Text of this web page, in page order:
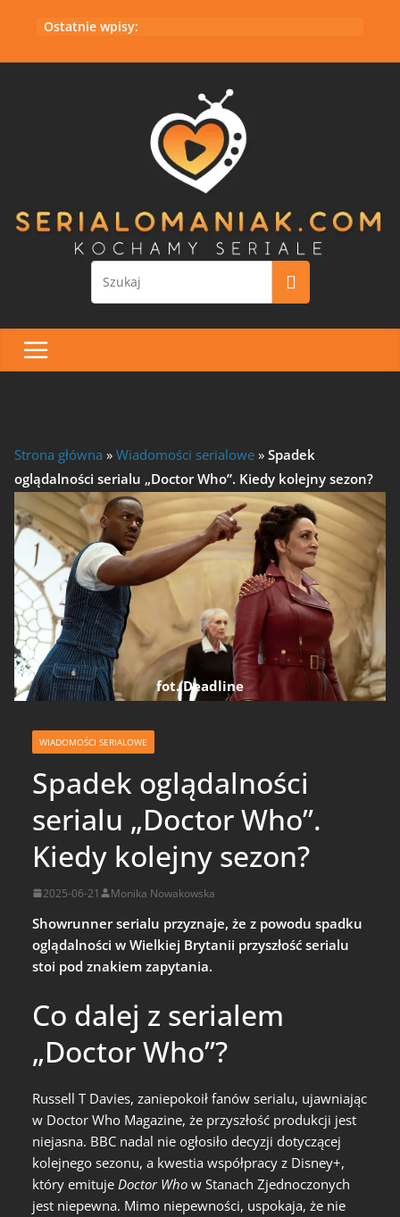
Ostatnie wpisy:
Strona główna » Wiadomości serialowe » Spadek
oglądalności serialu „Doctor Who”. Kiedy kolejny sezon?
fot. Deadline
WIADOMOŚCI SERIALOWE
Spadek oglądalności
serialu „Doctor Who”.
Kiedy kolejny sezon?
2025-06-21 Monika Nowakowska
Showrunner serialu przyznaje, że z powodu spadku
oglądalności w Wielkiej Brytanii przyszłość serialu
stoi pod znakiem zapytania.
Co dalej z serialem
„Doctor Who”?
Russell T Davies, zaniepokoił fanów serialu, ujawniając
w Doctor Who Magazine, że przyszłość produkcji jest
niejasna. BBC nadal nie ogłosiło decyzji dotyczącej
kolejnego sezonu, a kwestia współpracy z Disney+,
który emituje Doctor Who w Stanach Zjednoczonych
jest niepewna. Mimo niepewności, uspokaja, że nie